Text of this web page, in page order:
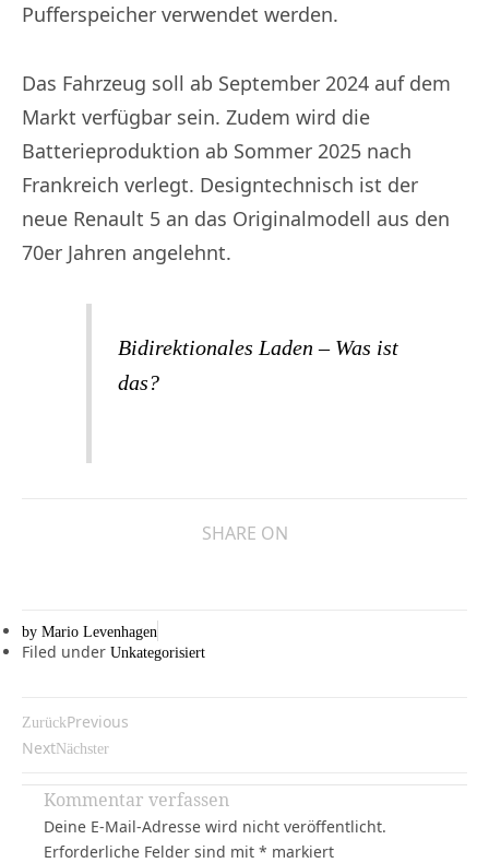
Pufferspeicher verwendet werden.
Das Fahrzeug soll ab September 2024 auf dem
Markt verfügbar sein. Zudem wird die
Batterieproduktion ab Sommer 2025 nach
Frankreich verlegt. Designtechnisch ist der
neue Renault 5 an das Originalmodell aus den
70er Jahren angelehnt.
Bidirektionales Laden – Was ist
das?
SHARE ON
by Mario Levenhagen
Filed under Unkategorisiert
ZurückPrevious
NextNächster
Kommentar verfassen
Deine E-Mail-Adresse wird nicht veröffentlicht.
Erforderliche Felder sind mit * markiert